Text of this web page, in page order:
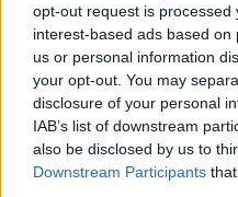
opt-out request is processed
interest-based ads based
us or personal information
your opt-out. You may
disclosure of your personal
IAB’s list of downstream
also be disclosed by us to
Downstream Participants
Cat Power és a 2006-os
dalának élő előadása